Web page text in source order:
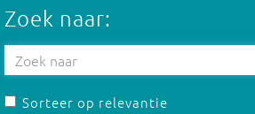
Zoek naar:
Sorteer op relevantie